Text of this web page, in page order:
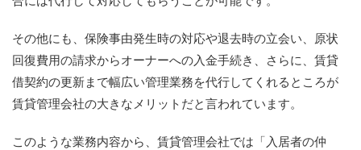
その他にも、保険事由発生時の対応や退去時の立会い、原状
回復費用の請求からオーナーへの入金手続き、さらに、賃貸
借契約の更新まで幅広い管理業務を代行してくれるところが
賃貸管理会社の大きなメリットだと言われています。
このような業務内容から、賃貸管理会社では「入居者の仲